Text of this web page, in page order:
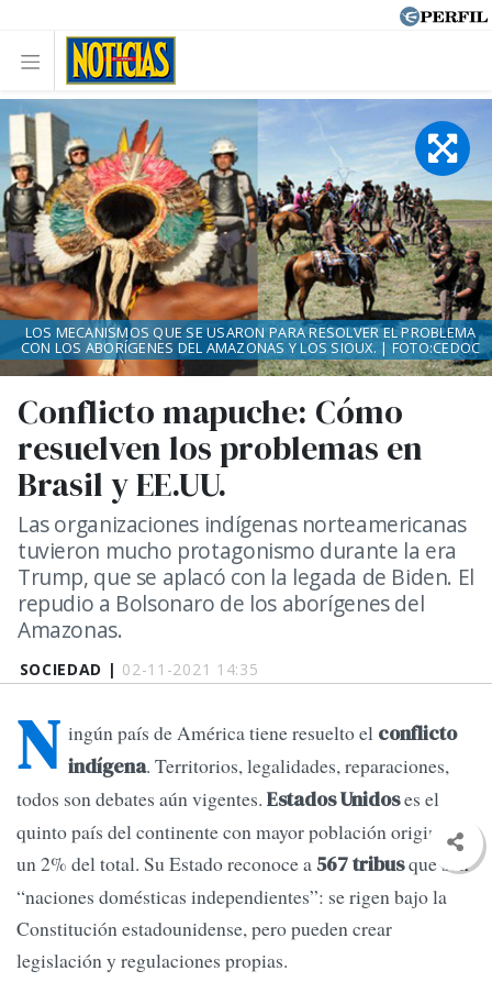
SOCIEDAD | 02-11-2021 14:35
Conflicto mapuche: Cómo
resuelven los problemas en
Brasil y EE.UU.
Las organizaciones indígenas norteamericanas
tuvieron mucho protagonismo durante la era
Trump, que se aplacó con la legada de Biden. El
repudio a Bolsonaro de los aborígenes del
Amazonas.
LOS MECANISMOS QUE SE USARON PARA RESOLVER EL PROBLEMA
CON LOS ABORÍGENES DEL AMAZONAS Y LOS SIOUX. | FOTO:CEDOC
N ingún país de América tiene resuelto el conflicto
indígena. Territorios, legalidades, reparaciones,
todos son debates aún vigentes. Estados Unidoses el
quinto país del continente con mayor población originaria,
un 2% del total. Su Estado reconoce a 567 tribusque son
“naciones domésticas independientes”: se rigen bajo la
Constitución estadounidense, pero pueden crear
legislación y regulaciones propias.